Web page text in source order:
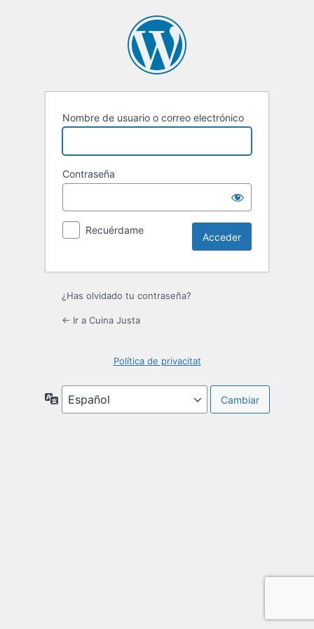
Nombre de usuario o correo electrónico
Contraseña
Recuérdame
¿Has olvidado tu contraseña?
← Ir a Cuina Justa
Política de privacitat
Idioma